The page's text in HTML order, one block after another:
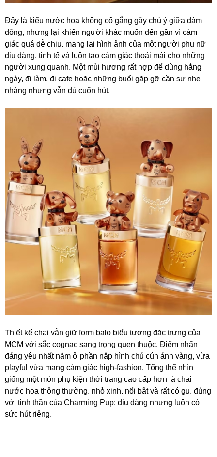
Đây là kiểu nước hoa không cố gắng gây chú ý giữa đám
đông, nhưng lại khiến người khác muốn đến gần vì cảm
giác quá dễ chịu, mang lại hình ảnh của một người phụ nữ
dịu dàng, tinh tế và luôn tạo cảm giác thoải mái cho những
người xung quanh. Một mùi hương rất hợp để dùng hằng
ngày, đi làm, đi cafe hoặc những buổi gặp gỡ cần sự nhẹ
nhàng nhưng vẫn đủ cuốn hút.
Thiết kế chai vẫn giữ form balo biểu tượng đặc trưng của
MCM với sắc cognac sang trọng quen thuộc. Điểm nhấn
đáng yêu nhất nằm ở phần nắp hình chú cún ánh vàng, vừa
playful vừa mang cảm giác high-fashion. Tổng thể nhìn
giống một món phụ kiện thời trang cao cấp hơn là chai
nước hoa thông thường, nhỏ xinh, nổi bật và rất có gu, đúng
với tinh thần của Charming Pup: dịu dàng nhưng luôn có
sức hút riêng.